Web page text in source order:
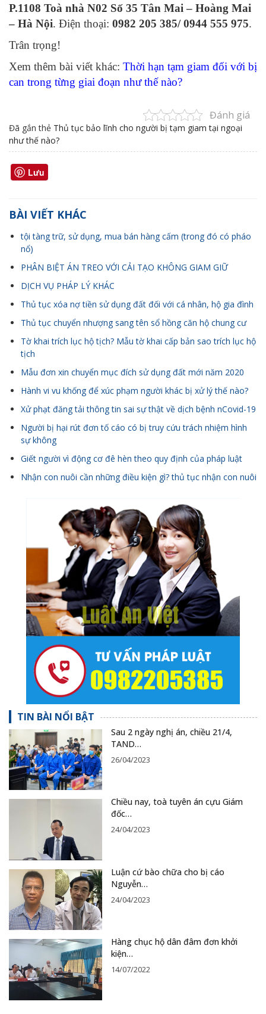
P.1108 Toà nhà N02 Số 35 Tân Mai – Hoàng Mai
– Hà Nội. Điện thoại: 0982 205 385/ 0944 555 975.
Trân trọng!
Xem thêm bài viết khác: Thời hạn tạm giam đối với bị
can trong từng giai đoạn như thế nào?
Đánh giá
Đã gắn thẻ Thủ tục bảo lĩnh cho người bị tạm giam tại ngoại
như thế nào?
Lưu
BÀI VIẾT KHÁC
tội tàng trữ, sử dụng, mua bán hàng cấm (trong đó có pháo
nổ)
PHÂN BIỆT ÁN TREO VỚI CẢI TẠO KHÔNG GIAM GIỮ
DỊCH VỤ PHÁP LÝ KHÁC
Thủ tục xóa nợ tiền sử dụng đất đối với cá nhân, hộ gia đình
Thủ tục chuyển nhượng sang tên sổ hồng căn hộ chung cư
Tờ khai trích lục hộ tịch? Mẫu tờ khai cấp bản sao trích lục hộ
tịch
Mẫu đơn xin chuyển mục đích sử dụng đất mới năm 2020
Hành vi vu khống để xúc phạm người khác bị xử lý thế nào?
Xử phạt đăng tải thông tin sai sự thật về dịch bệnh nCovid-19
Người bị hại rút đơn tố cáo có bị truy cứu trách nhiệm hình
sự không
Giết người vì động cơ đê hèn theo quy định của pháp luật
Nhận con nuôi cần những điều kiện gì? thủ tục nhận con nuôi
TIN BÀI NỔI BẬT
Sau 2 ngày nghị án, chiều 21/4,
TAND…
26/04/2023
Chiều nay, toà tuyên án cựu Giám
đốc…
24/04/2023
Luận cứ bào chữa cho bị cáo
Nguyễn…
24/04/2023
Hàng chục hộ dân đâm đơn khởi
kiện…
14/07/2022